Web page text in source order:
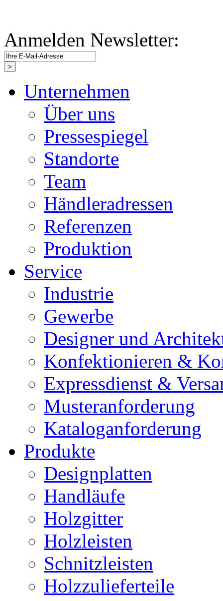
Anmelden Newsletter:
Unternehmen
Über uns
Pressespiegel
Standorte
Team
Händleradressen
Referenzen
Produktion
Service
Industrie
Gewerbe
Designer und
Konfektionieren &
Expressdienst &
Musteranforderung
Kataloganforderung
Produkte
Designplatten
Handläufe
Holzgitter
Holzleisten
Schnitzleisten
Holzzulieferteile